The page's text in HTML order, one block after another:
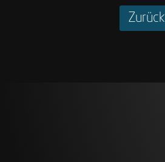
Zurück